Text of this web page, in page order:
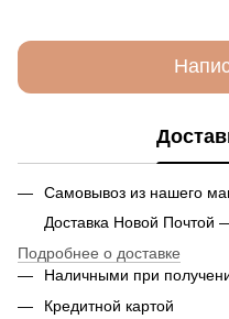
Самовывоз из нашего
Доставка Новой Почтой
Подробнее о доставке
Наличными при
Кредитной картой